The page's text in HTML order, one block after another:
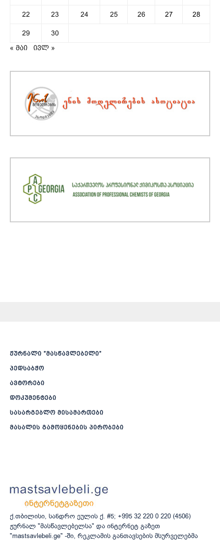
22 23 24 25 26 27 28
29
30
« მაი
ივლ »
ჟურნალი ”მასწავლებელი”
პედსაბჭო
ავტორები
დოკუმენტები
სასარგებლო მისამართები
მასალის გამოყენების პირობები
ქ.თბილისი, სანდრო ეულის ქ. #5; +995 32 220 0 220 (4506)
ჟურნალ "მასწავლებელსა" და ინტერნეტ გაზეთ
"mastsavlebeli.ge" -ში, რეკლამის განთავსების მსურველებმა